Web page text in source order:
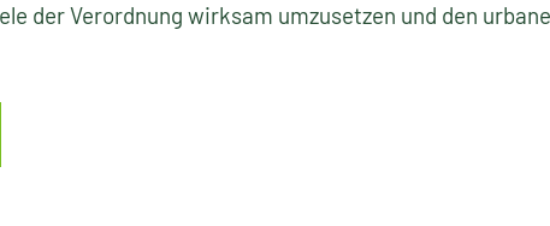
der Verordnung wirksam umzusetzen und den